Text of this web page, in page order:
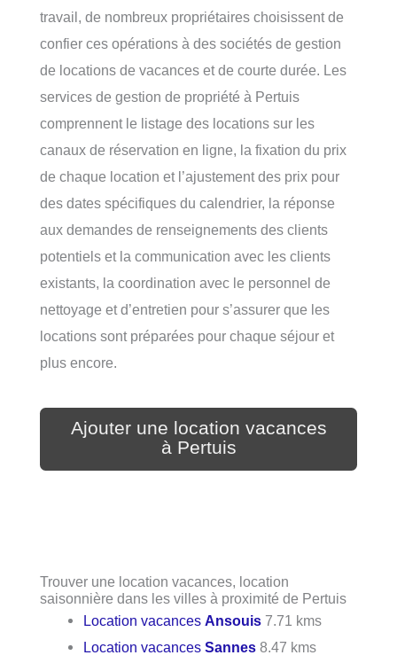
travail, de nombreux propriétaires choisissent de
confier ces opérations à des sociétés de gestion
de locations de vacances et de courte durée. Les
services de gestion de propriété à Pertuis
comprennent le listage des locations sur les
canaux de réservation en ligne, la fixation du prix
de chaque location et l’ajustement des prix pour
des dates spécifiques du calendrier, la réponse
aux demandes de renseignements des clients
potentiels et la communication avec les clients
existants, la coordination avec le personnel de
nettoyage et d’entretien pour s’assurer que les
locations sont préparées pour chaque séjour et
plus encore.
Ajouter une location vacances
à Pertuis
Trouver une location vacances, location
saisonnière dans les villes à proximité de Pertuis
Location vacancesAnsouis 7.71 kms
Location vacancesSannes 8.47 kms